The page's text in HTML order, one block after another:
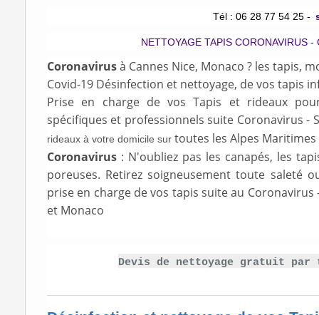
Tél : 06 28 77 54 25 -
NETTOYAGE TAPIS CORONAVIRUS
Coronavirusà Cannes Nice, Monaco ? les tapis,
Covid-19 Désinfection et nettoyage, de vos tapis
Prise en charge de vos Tapis et rideaux
spécifiques et professionnels suite Coronavirus -
rideaux à votre domicile sur toutes les Alpes
Coronavirus : N'oubliez pas les canapés, les
poreuses. Retirez soigneusement toute saleté
prise en charge de vos tapis suite au Coronavirus
et Monaco
Devis de nettoyage gratuit par